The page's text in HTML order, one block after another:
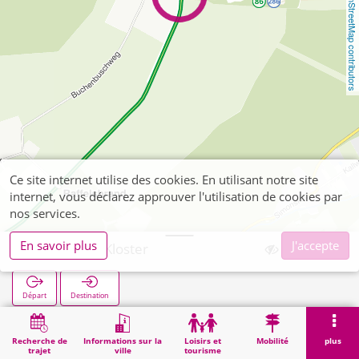
OpenStreetMap contributors
Recherche de
trajet
Informations sur la
ville
Loisirs et
tourisme
Mobilité plus
Vossenack Kloster
Départ Destination
Démarrage Vossenack Kloster
Ce site internet utilise des cookies. En utilisant notre site
internet, vous déclarez approuver l'utilisation de cookies par
nos services.
En savoir plus
J'accepte